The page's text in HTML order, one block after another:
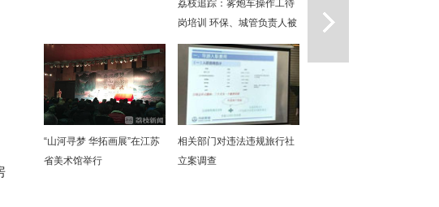
荔枝追踪：雾炮车操作工待
岗培训 环保、城管负责人被
约谈
“山河寻梦 华拓画展”在江苏
省美术馆举行
相关部门对违法违规旅行社
立案调查